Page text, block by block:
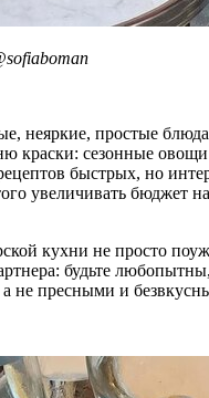
неяркие, простые
краски: сезонные
быстрых, но
увеличивать
кухни не просто
будьте
не пресными и